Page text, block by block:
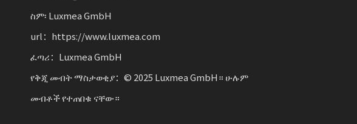
ስም፡ Luxmea GmbH
url：https://www.luxmea.com
ፈጣሪ：Luxmea GmbH
የቅጂ መብት ማስታወቂያ：© 2025 Luxmea GmbH። ሁሉም
መብቶች የተጠበቁ ናቸው።